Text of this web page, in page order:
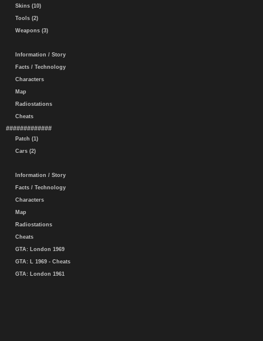
Skins (10)
Tools (2)
Weapons (3)
Information / Story
Facts / Technology
Characters
Map
Radiostations
Cheats
#############
Patch (1)
Cars (2)
Information / Story
Facts / Technology
Characters
Map
Radiostations
Cheats
GTA: London 1969
GTA: L 1969 - Cheats
GTA: London 1961